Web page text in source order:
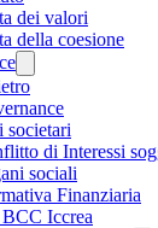
dei valori
della coesione
societari
di Interessi
sociali
Finanziaria
Iccrea